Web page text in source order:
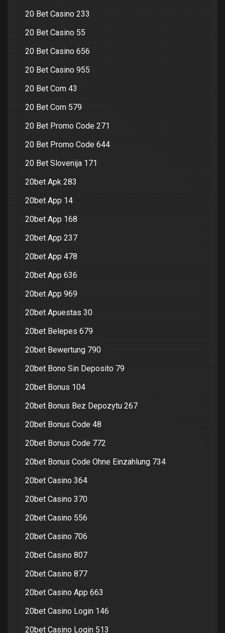
20 Bet Casino 233
20 Bet Casino 55
20 Bet Casino 656
20 Bet Casino 955
20 Bet Com 43
20 Bet Com 579
20 Bet Promo Code 271
20 Bet Promo Code 644
20 Bet Slovenija 171
20bet Apk 283
20bet App 14
20bet App 168
20bet App 237
20bet App 478
20bet App 636
20bet App 969
20bet Apuestas 30
20bet Belepes 679
20bet Bewertung 790
20bet Bono Sin Deposito 79
20bet Bonus 104
20bet Bonus Bez Depozytu 267
20bet Bonus Code 48
20bet Bonus Code 772
20bet Bonus Code Ohne Einzahlung 734
20bet Casino 364
20bet Casino 370
20bet Casino 556
20bet Casino 706
20bet Casino 807
20bet Casino 877
20bet Casino App 663
20bet Casino Login 146
20bet Casino Login 513